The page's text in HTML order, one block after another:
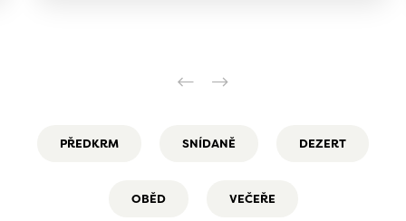
PŘEDKRM SNÍDANĚ DEZERT
OBĚD VEČEŘE